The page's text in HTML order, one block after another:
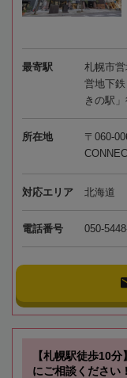
最寄駅
札幌市
営地下
きの駅
所在地
〒060-
対応エリア 北海道
電話番号 050-
【札幌駅徒歩10
にご相談ください！